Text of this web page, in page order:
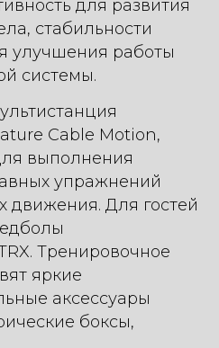
для развития
стабильности
улучшения работы
системы.
Cable Motion,
выполнения
упражнений
движения. Для гостей
Тренировочное
яркие
аксессуары
боксы,